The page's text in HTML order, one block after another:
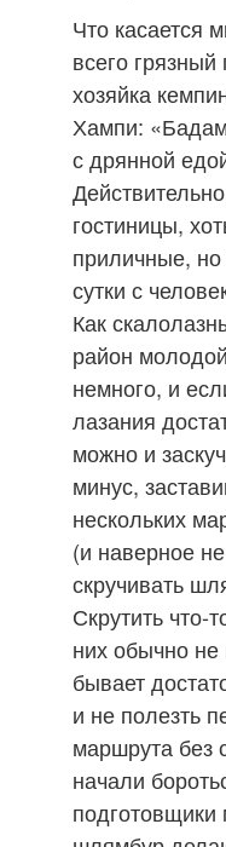
Что касается
всего грязный
хозяйка
Хампи:
с дрянной
гостиницы,
приличные, но
сутки с
Как
район
немного, и
лазания
можно и
минус,
нескольких
(и наверное
скручивать
Скрутить что-
них обычно не
бывает
и не полезть
маршрута без
начали